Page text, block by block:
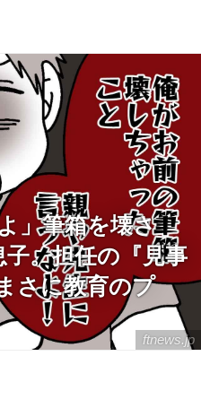
ftnews.jp
」筆箱を壊さ
。担任の『見事
さに教育のプ